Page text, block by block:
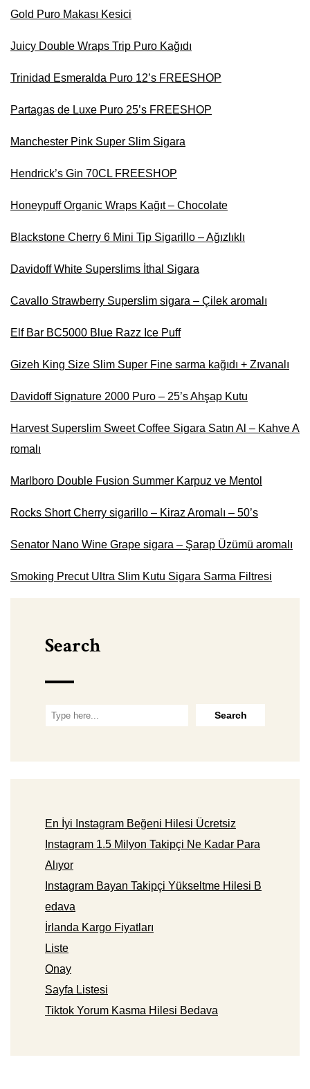
Gold Puro Makası Kesici
Juicy Double Wraps Trip Puro Kağıdı
Trinidad Esmeralda Puro 12’s FREESHOP
Partagas de Luxe Puro 25’s FREESHOP
Manchester Pink Super Slim Sigara
Hendrick’s Gin 70CL FREESHOP
Honeypuff Organic Wraps Kağıt – Chocolate
Blackstone Cherry 6 Mini Tip Sigarillo – Ağızlıklı
Davidoff White Superslims İthal Sigara
Cavallo Strawberry Superslim sigara – Çilek aromalı
Elf Bar BC5000 Blue Razz Ice Puff
Gizeh King Size Slim Super Fine sarma kağıdı + Zıvanalı
Davidoff Signature 2000 Puro – 25’s Ahşap Kutu
Harvest Superslim Sweet Coffee Sigara Satın Al – Kahve A
romalı
Marlboro Double Fusion Summer Karpuz ve Mentol
Rocks Short Cherry sigarillo – Kiraz Aromalı – 50’s
Senator Nano Wine Grape sigara – Şarap Üzümü aromalı
Smoking Precut Ultra Slim Kutu Sigara Sarma Filtresi
Search
En İyi Instagram Beğeni Hilesi Ücretsiz
Instagram 1.5 Milyon Takipçi Ne Kadar Para
Alıyor
Instagram Bayan Takipçi Yükseltme Hilesi B
edava
İrlanda Kargo Fiyatları
Liste
Onay
Sayfa Listesi
Tiktok Yorum Kasma Hilesi Bedava